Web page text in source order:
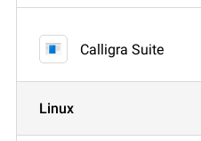
Calligra Suite
Linux